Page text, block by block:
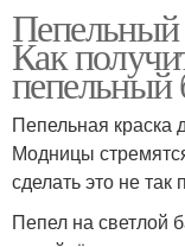
Пепельный
Как
пепельный
Пепельная краска
Модницы
сделать это не так
Пепел на светлой